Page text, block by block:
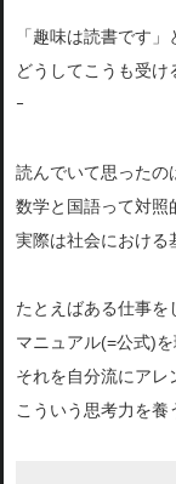
「趣味は読書です
どうしてこうも受
ｰ
読んでいて思ったの
数学と国語って対照
実際は社会における
たとえばある仕事を
マニュアル(=公式)
それを自分流にアレ
こういう思考力を養